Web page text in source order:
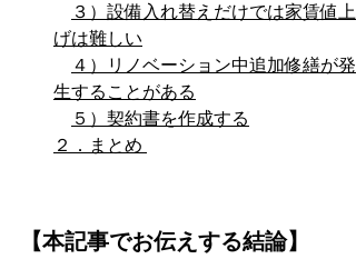
３）設備入れ替えだけでは家賃値上
げは難しい
４）リノベーション中追加修繕が発
生することがある
５）契約書を作成する
２．まとめ
【本記事でお伝えする結論】